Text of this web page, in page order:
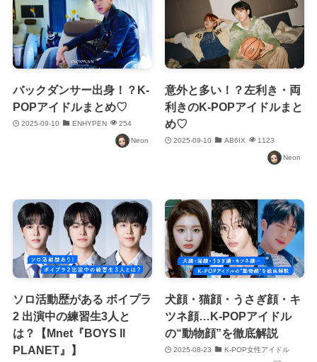
バックダンサー出身！？K-
POPアイドルまとめ♡
2025-09-10 ENHYPEN 254
Neon
意外と多い！？左利き・両
利きのK-POPアイドルまと
め♡
2025-09-10 AB6IX 1123
Neon
ソロ活動歴がある ボイプラ
2 出演中の練習生3人と
は？【Mnet『BOYS ll
PLANET』】
犬顔・猫顔・うさぎ顔・キ
ツネ顔…K-POPアイドル
の“動物顔”を徹底解説
2025-08-23 K-POP女性アイドル